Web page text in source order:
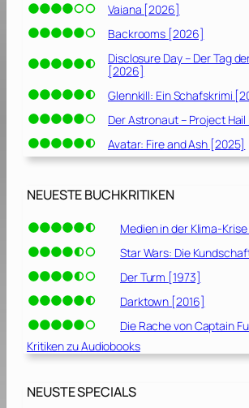
Vaiana [2026]
Backrooms [2026]
Disclosure Day – Der Tag
[2026]
Glennkill: Ein Schafskrimi
Der Astronaut – Project
Avatar: Fire and Ash [2025]
NEUESTE BUCHKRITIKEN
Medien in der Klima-
Star Wars: Die
Der Turm [1973]
Darktown [2016]
Die Rache von Captain
Kritiken zu Audiobooks
NEUSTE SPECIALS